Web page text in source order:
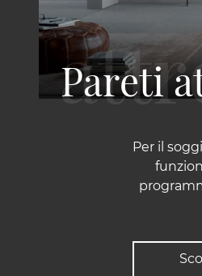
Pareti
Per il